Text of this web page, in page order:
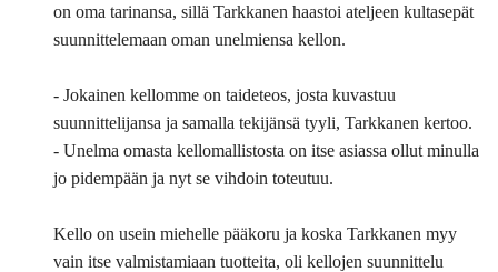
on oma tarinansa, sillä Tarkkanen haastoi ateljeen kultasepät
suunnittelemaan oman unelmiensa kellon.
- Jokainen kellomme on taideteos, josta kuvastuu
suunnittelijansa ja samalla tekijänsä tyyli, Tarkkanen kertoo.
- Unelma omasta kellomallistosta on itse asiassa ollut minulla
jo pidempään ja nyt se vihdoin toteutuu.
Kello on usein miehelle pääkoru ja koska Tarkkanen myy
vain itse valmistamiaan tuotteita, oli kellojen suunnittelu